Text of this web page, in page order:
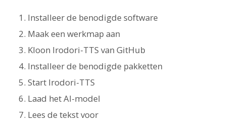
Installeer de benodigde software
Maak een werkmap aan
Kloon Irodori-TTS van GitHub
Installeer de benodigde pakketten
Start Irodori-TTS
Laad het AI-model
Lees de tekst voor